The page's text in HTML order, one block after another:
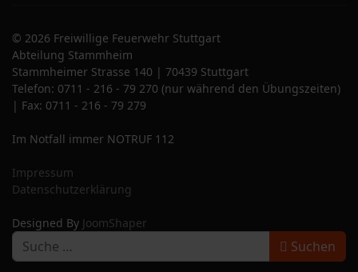
© 2026 Freiwillige Feuerwehr Stuttgart
Abteilung Stammheim
Stammheimer Strasse 140 | 70439 Stuttgart
Telefon: 0711 - 216 - 79 270 (nur während den Übungszeiten)
| Fax: 0711 - 216 - 79 279
Im Notfall immer NOTRUF 112
Impressum
Datenschutzerklärung
Designed By JoomShaper
Suchen